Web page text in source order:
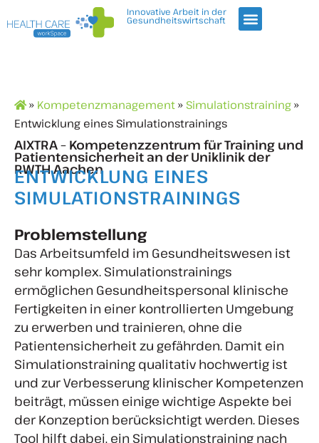
Innovative Arbeit in der
Gesundheitswirtschaft
» Kompetenzmanagement » Simulationstraining »
Entwicklung eines Simulationstrainings
AIXTRA – Kompetenzzentrum für Training und
Patientensicherheit an der Uniklinik der
RWTH Aachen
ENTWICKLUNG EINES
SIMULATIONSTRAININGS
Problemstellung
Das Arbeitsumfeld im Gesundheitswesen ist
sehr komplex. Simulationstrainings
ermöglichen Gesundheitspersonal klinische
Fertigkeiten in einer kontrollierten Umgebung
zu erwerben und trainieren, ohne die
Patientensicherheit zu gefährden. Damit ein
Simulationstraining qualitativ hochwertig ist
und zur Verbesserung klinischer Kompetenzen
beiträgt, müssen einige wichtige Aspekte bei
der Konzeption berücksichtigt werden. Dieses
Tool hilft dabei, ein Simulationstraining nach